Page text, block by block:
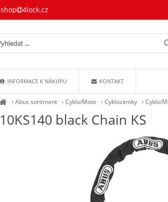
›Abus sortiment ›Cyklo/Moto ›Cyklozámky ›Cyklo/
10KS140 black Chain KS
INFORMACE K NÁKUPU KONTAKT
shop 4lock.cz